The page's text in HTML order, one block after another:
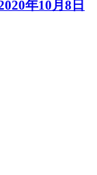
年10月8日